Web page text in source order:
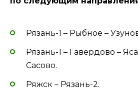
Рязань-1 – Рыбное –
Рязань-1 – Гавердово –
Сасово.
Ряжск – Рязань-2.